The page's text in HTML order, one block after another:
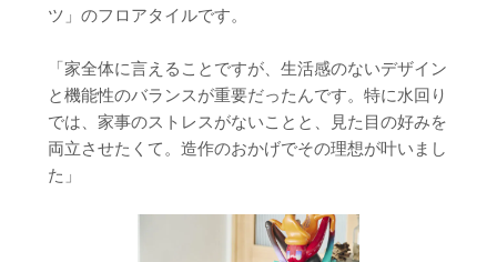
ツ」のフロアタイルです。
「家全体に言えることですが、生活感のないデザイン
と機能性のバランスが重要だったんです。特に水回り
では、家事のストレスがないことと、見た目の好みを
両立させたくて。造作のおかげでその理想が叶いまし
た」